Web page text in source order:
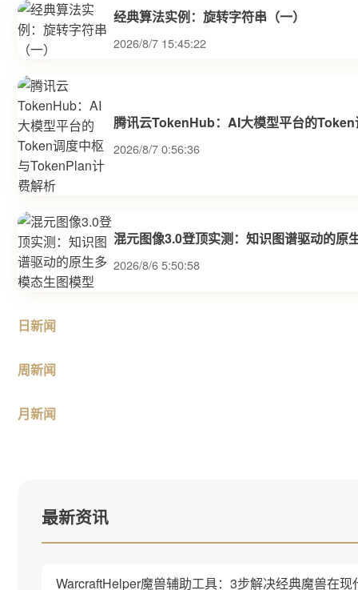
经典算法实例：旋转字符串（一）
2026/8/7 15:45:22
腾讯云TokenHub：AI大模型平台的
2026/8/7 0:56:36
混元图像3.0登顶实测：知识图谱驱动的原
2026/8/6 5:50:58
日新闻
周新闻
月新闻
最新资讯
WarcraftHelper魔兽辅助工具：3步解决经典魔兽在